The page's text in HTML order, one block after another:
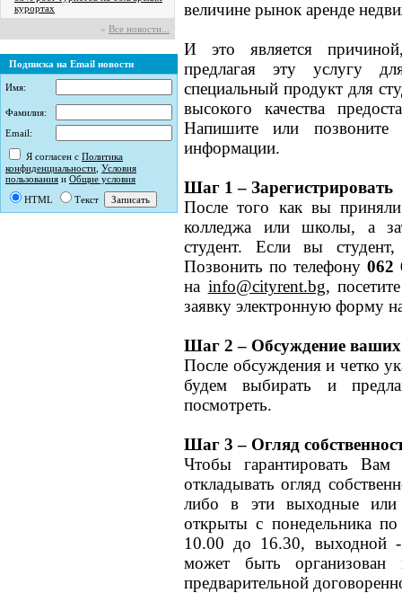
курортах
» Все новости...
Подписка на Email новости
Имя:
Фамилия:
Email:
Я согласен с Политика
конфиденциальности Условия
пользования и Общие условия
HTML
Текст
величине рынок аренде
И это является
предлагая эту услугу
специальный продукт для
высокого качества
Напишите или позвоните
информации.
Шаг 1 – Зарегистрировать
После того как вы
колледжа или школы, а
студент. Если вы
Позвонить по телефону 062
на info@cityrent.bg,
заявку электронную форму
Шаг 2 – Обсуждение ваших
После обсуждения и четко
будем выбирать и
посмотреть.
Шаг 3 – Oгляд
Чтобы гарантировать
откладывать огляд
либо в эти выходные
открыты с понедельника
10.00 до 16.30, выходной -
может быть
предварительной